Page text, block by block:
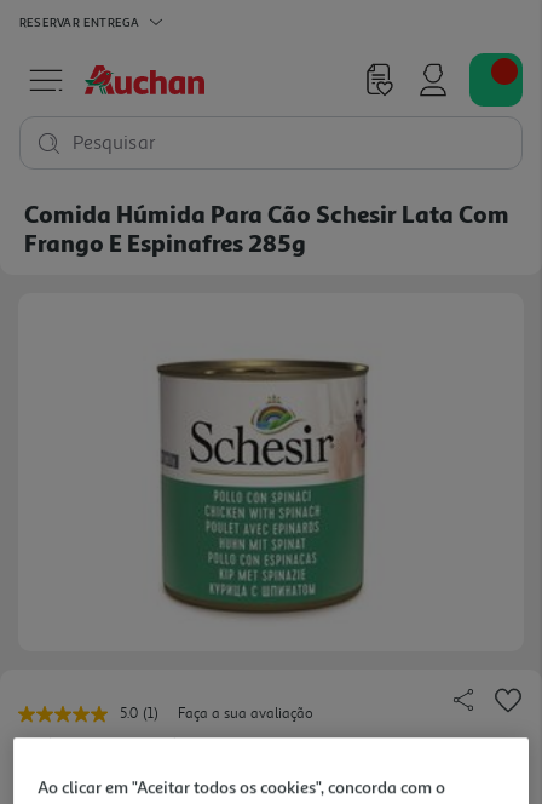
RESERVAR ENTREGA
Pesquisar
Comida Húmida Para Cão Schesir Lata Com
Frango E Espinafres 285g
5.0 Leu
uma
Link
(1)
Faça a sua avaliação
Ref. / EAN:8005852280411
Ao clicar em "Aceitar todos os cookies", concorda com o